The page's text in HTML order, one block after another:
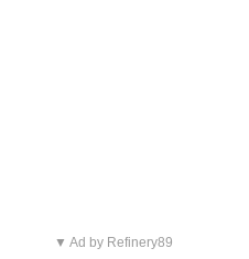
▼ Ad by Refinery89